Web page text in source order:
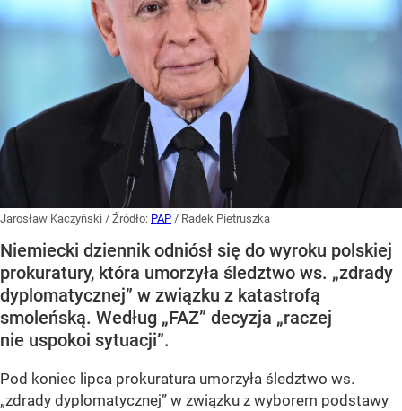
Jarosław Kaczyński / Źródło: PAP / Radek Pietruszka
Niemiecki dziennik odniósł się do wyroku polskiej
prokuratury, która umorzyła śledztwo ws. „zdrady
dyplomatycznej” w związku z katastrofą
smoleńską. Według „FAZ” decyzja „raczej
nie uspokoi sytuacji”.
Pod koniec lipca prokuratura umorzyła śledztwo ws.
„zdrady dyplomatycznej” w związku z wyborem podstawy